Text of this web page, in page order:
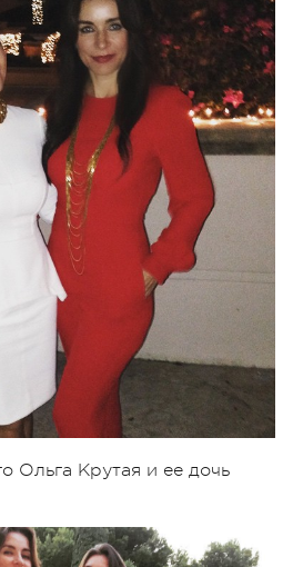
Ольга Крутая и ее дочь